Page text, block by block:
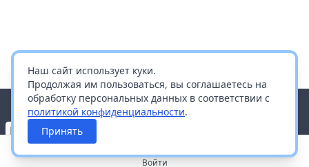
Наш сайт использует куки.
Продолжая им пользоваться, вы соглашаетесь на
обработку персональных данных в соответствии с
политикой конфиденциальности.
Принять
Войти